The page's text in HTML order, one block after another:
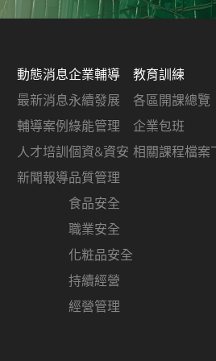
動態消息
最新消息
輔導案例
人才培訓
新聞報導
企業輔導
永續發展
綠能管理
個資&資安
品質管理
食品安全
職業安全
化粧品安全
持續經營
經營管理
教育訓練
各區開課總覽
企業包班
相關課程檔案